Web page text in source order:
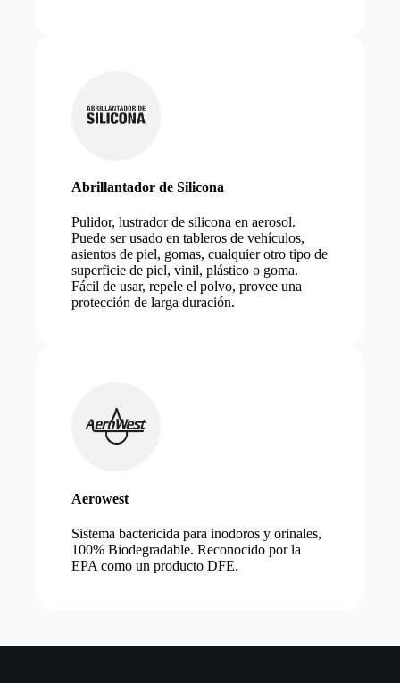
Abrillantador de Silicona
Pulidor, lustrador de silicona en aerosol.
Puede ser usado en tableros de vehículos,
asientos de piel, gomas, cualquier otro tipo de
superficie de piel, vinil, plástico o goma.
Fácil de usar, repele el polvo, provee una
protección de larga duración.
Aerowest
Sistema bactericida para inodoros y orinales,
100% Biodegradable. Reconocido por la
EPA como un producto DFE.